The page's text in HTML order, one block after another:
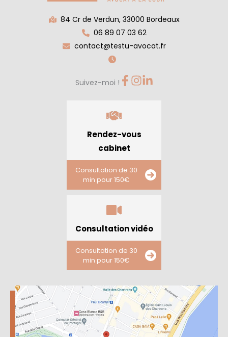
84 Cr de Verdun, 33000 Bordeaux
06 89 07 03 62
contact@testu-avocat.fr
Suivez-moi !
Rendez-vous
cabinet
Consultation de 30
min pour 150€
Consultation vidéo
Consultation de 30
min pour 150€